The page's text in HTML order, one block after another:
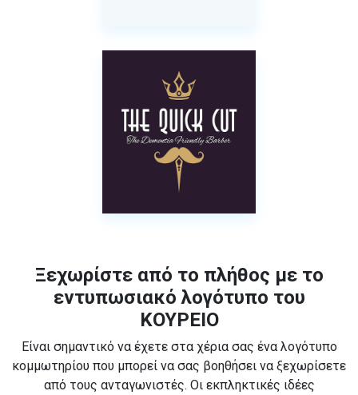
Ξεχωρίστε από το πλήθος με το
εντυπωσιακό λογότυπο του
ΚΟΥΡΕΙΟ
Είναι σημαντικό να έχετε στα χέρια σας ένα λογότυπο
κομμωτηρίου που μπορεί να σας βοηθήσει να ξεχωρίσετε
από τους ανταγωνιστές. Οι εκπληκτικές ιδέες